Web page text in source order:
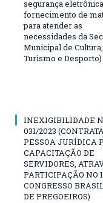
segurança
fornecimento de
para atender as
necessidades da
Municipal de Cultura,
Turismo e Desporto)
INEXIGIBILIDADE
031/2023
PESSOA JURÍDICA
CAPACITAÇÃO DE
SERVIDORES,
PARTICIPAÇÃO NO
CONGRESSO
DE PREGOEIROS)